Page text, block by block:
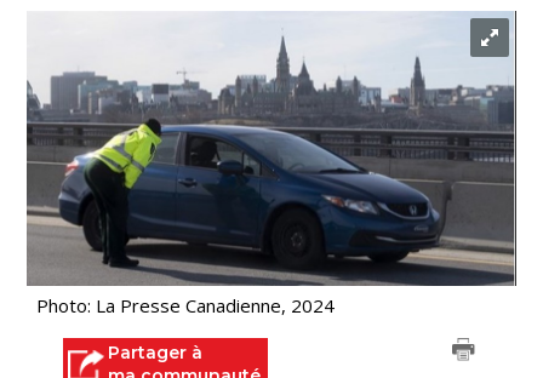
Photo: La Presse Canadienne, 2024
Partager à